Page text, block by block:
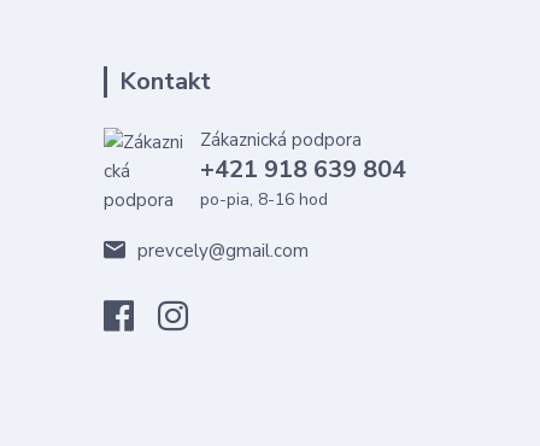
Kontakt
Zákaznická podpora
+421 918 639 804
po-pia, 8-16 hod
prevcely@gmail.com